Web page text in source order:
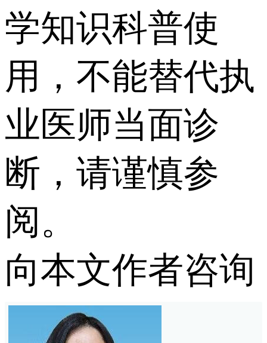
学知识科普使
用，不能替代执
业医师当面诊
断，请谨慎参
阅。
向本文作者咨询